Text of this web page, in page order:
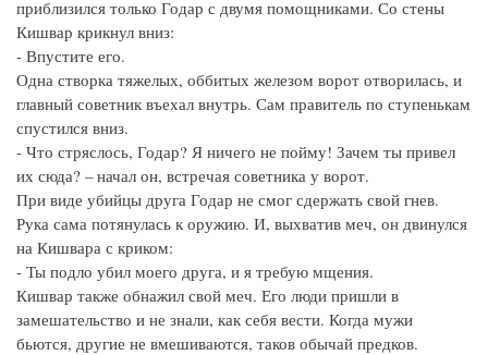
приблизился только Годар с двумя помощниками. Со стены
Кишвар крикнул вниз:
- Впустите его.
Одна створка тяжелых, оббитых железом ворот отворилась, и
главный советник въехал внутрь. Сам правитель по ступенькам
спустился вниз.
- Что стряслось, Годар? Я ничего не пойму! Зачем ты привел
их сюда? – начал он, встречая советника у ворот.
При виде убийцы друга Годар не смог сдержать свой гнев.
Рука сама потянулась к оружию. И, выхватив меч, он двинулся
на Кишвара с криком:
- Ты подло убил моего друга, и я требую мщения.
Кишвар также обнажил свой меч. Его люди пришли в
замешательство и не знали, как себя вести. Когда мужи
бьются, другие не вмешиваются, таков обычай предков.